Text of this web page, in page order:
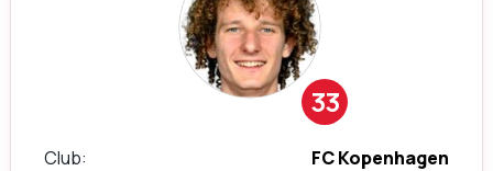
33
Club
FC Kopenhagen